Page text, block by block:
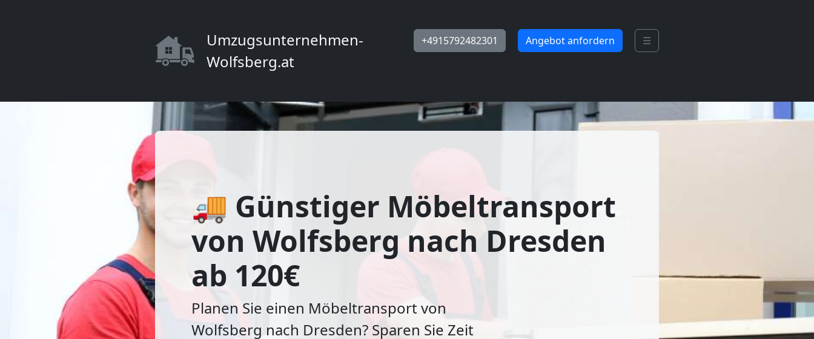
Umzugsunternehmen-
Wolfsberg.at
+4915792482301 Angebot anfordern ☰
🚚 Günstiger Möbeltransport
von Wolfsberg nach Dresden
ab 120€
Planen Sie einen Möbeltransport von
Wolfsberg nach Dresden? Sparen Sie Zeit